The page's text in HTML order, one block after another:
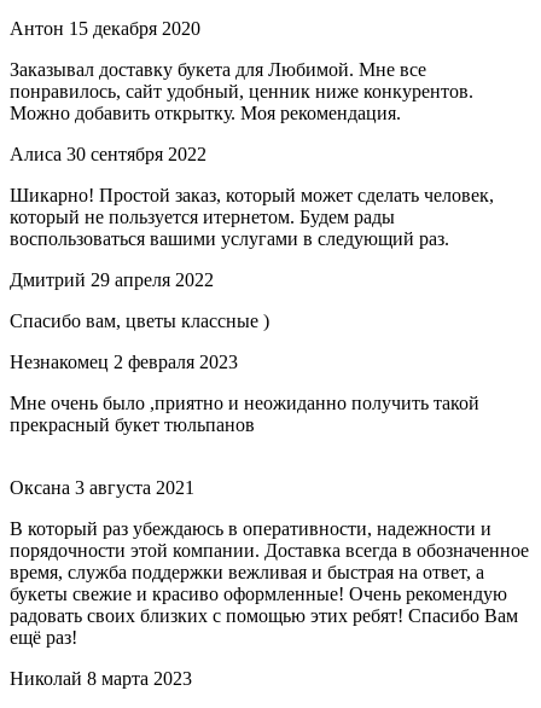
Антон 15 декабря 2020
Заказывал доставку букета для Любимой. Мне все
понравилось, сайт удобный, ценник ниже конкурентов.
Можно добавить открытку. Моя рекомендация.
Алиса 30 сентября 2022
Шикарно! Простой заказ, который может сделать человек,
который не пользуется итернетом. Будем рады
воспользоваться вашими услугами в следующий раз.
Дмитрий 29 апреля 2022
Спасибо вам, цветы классные )
Незнакомец 2 февраля 2023
Мне очень было ,приятно и неожиданно получить такой
прекрасный букет тюльпанов
Оксана 3 августа 2021
В который раз убеждаюсь в оперативности, надежности и
порядочности этой компании. Доставка всегда в обозначенное
время, служба поддержки вежливая и быстрая на ответ, а
букеты свежие и красиво оформленные! Очень рекомендую
радовать своих близких с помощью этих ребят! Спасибо Вам
ещё раз!
Николай 8 марта 2023